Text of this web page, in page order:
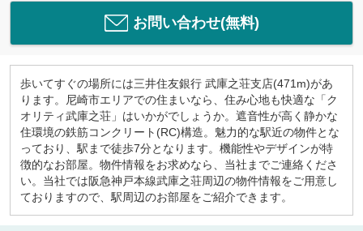
お問い合わせ(無料)
歩いてすぐの場所には三井住友銀行 武庫之荘支店(471m)があ
ります。尼崎市エリアでの住まいなら、住み心地も快適な「ク
オリティ武庫之荘」はいかがでしょうか。遮音性が高く静かな
住環境の鉄筋コンクリート(RC)構造。魅力的な駅近の物件とな
っており、駅まで徒歩7分となります。機能性やデザインが特
徴的なお部屋。物件情報をお求めなら、当社までご連絡くださ
い。当社では阪急神戸本線武庫之荘周辺の物件情報をご用意し
ておりますので、駅周辺のお部屋をご紹介できます。